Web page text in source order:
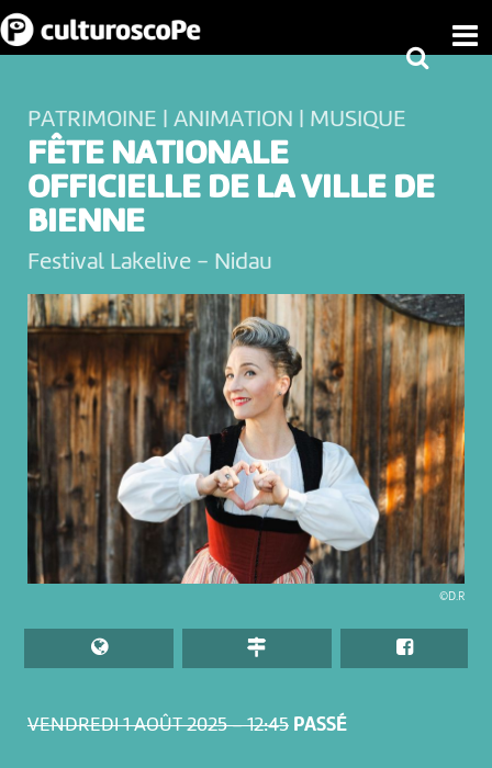
VENDREDI 1 AOÛT 2025 – 12:45 PASSÉ
©D.R
PATRIMOINE | ANIMATION | MUSIQUE
FÊTE NATIONALE
OFFICIELLE DE LA VILLE DE
BIENNE
Festival Lakelive - Nidau